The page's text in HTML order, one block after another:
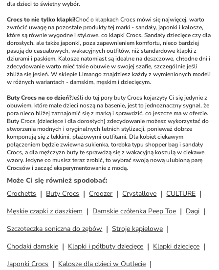
dla dzieci to świetny wybór.
Crocs to nie tylko klapki!Choć o klapkach Crocs mówi się najwięcej, warto
zwrócić uwagę na pozostałe produkty tej marki - sandały, japonki i kalosze,
które są równie wygodne i stylowe, co klapki Crocs. Sandały dziecięce czy dla
dorosłych, ale także japonki, poza zapewnieniem komfortu, nieco bardziej
pasują do casualowych, wakacyjnych outfitów, niż standardowe klapki z
dziurami i paskiem. Kalosze natomiast są idealne na deszczowe, chłodne dni i
zdecydowanie warto mieć takie obuwie w swojej szafie, szczególnie jeśli
zbliża się jesień. W sklepie Limango znajdziesz każdy z wymienionych modeli
w różnych wariantach - damskim, męskim i dziecięcym.
Buty Crocs na co dzień?Jeśli do tej pory buty Crocs kojarzyły Ci się jedynie z
obuwiem, które małe dzieci noszą na basenie, jest to jednoznaczny sygnał, że
pora nieco bliżej zaznajomić się z marką i sprawdzić, co jeszcze ma w ofercie.
Buty Crocs (dziecięce i dla dorosłych) zdecydowanie możesz wykorzystać do
stworzenia modnych i oryginalnych letnich stylizacji, ponieważ dobrze
komponują się z lekkimi, plażowymi outfitami. Dla kobiet ciekawym
połączeniem będzie zwiewna sukienka, torebka typu shopper bag i sandały
Crocs, a dla mężczyzn buty te sprawdzą się z wakacyjną koszulą w ciekawe
wzory. Jedyne co musisz teraz zrobić, to wybrać swoją nową ulubioną parę
Crocsów i zacząć eksperymentowanie z modą.
Może Ci się również spodobać:
Crochetts
Buty Crocs Croozer Crystallove
CULTURE
Męskie czapki z daszkiem
Damskie czółenka Peep Toe
Dagi
Szczoteczka soniczna do zębów
Stroje kąpielowe
Chodaki damskie
Klapki i półbuty dziecięce
Klapki dziecięce
Japonki Crocs
Kalosze dla dzieci w Outlecie